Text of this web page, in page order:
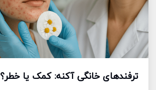
ترفندهای خانگی آکنه: کمک یا خطر؟